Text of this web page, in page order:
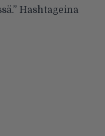
Hashtageina